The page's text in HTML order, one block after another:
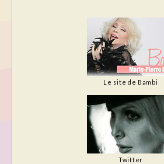
Le site de Bambi
Twitter